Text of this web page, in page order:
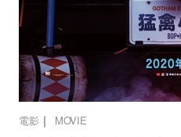
電影 ｜ MOVIE